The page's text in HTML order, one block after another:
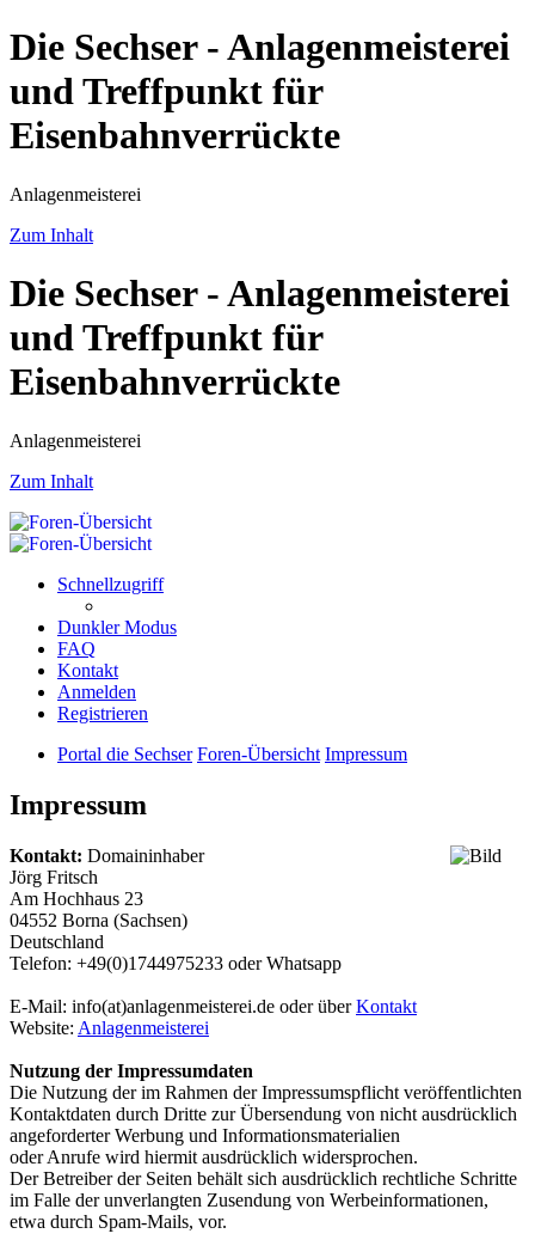
Die Sechser - Anlagenmeisterei
und Treffpunkt für
Eisenbahnverrückte
Anlagenmeisterei
Zum Inhalt
Die Sechser - Anlagenmeisterei
und Treffpunkt für
Eisenbahnverrückte
Anlagenmeisterei
Zum Inhalt
Schnellzugriff
Dunkler Modus
FAQ
Kontakt
Anmelden
Registrieren
Portal die Sechser Foren-Übersicht Impressum
Impressum
Kontakt: Domaininhaber
Jörg Fritsch
Am Hochhaus 23
04552 Borna (Sachsen)
Deutschland
Telefon: +49(0)1744975233 oder Whatsapp
E-Mail: info(at)anlagenmeisterei.de oder überKontakt
Website: Anlagenmeisterei
Nutzung der Impressumdaten
Die Nutzung der im Rahmen der Impressumspflicht veröffentlichten
Kontaktdaten durch Dritte zur Übersendung von nicht ausdrücklich
angeforderter Werbung und Informationsmaterialien
oder Anrufe wird hiermit ausdrücklich widersprochen.
Der Betreiber der Seiten behält sich ausdrücklich rechtliche Schritte
im Falle der unverlangten Zusendung von Werbeinformationen,
etwa durch Spam-Mails, vor.